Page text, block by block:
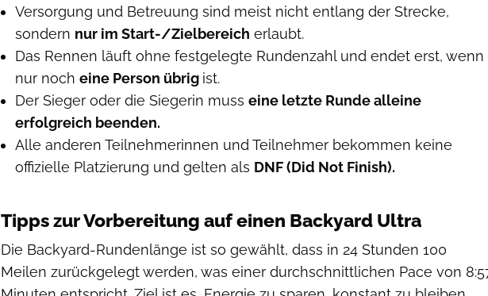
Versorgung und Betreuung sind meist nicht entlang der Strecke,
sondern nur im Start-/Zielbereich erlaubt.
Das Rennen läuft ohne festgelegte Rundenzahl und endet erst, wenn
nur noch eine Person übrig ist.
Der Sieger oder die Siegerin muss eine letzte Runde alleine
erfolgreich beenden.
Alle anderen Teilnehmerinnen und Teilnehmer bekommen keine
offizielle Platzierung und gelten als DNF (Did Not Finish).
Tipps zur Vorbereitung auf einen Backyard Ultra
Die Backyard-Rundenlänge ist so gewählt, dass in 24 Stunden 100
Meilen zurückgelegt werden, was einer durchschnittlichen Pace von